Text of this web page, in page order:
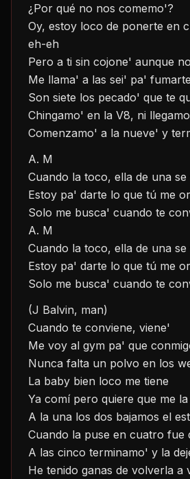
¿Por qué no nos comemo'?
Oy, estoy loco de ponerte en
eh-eh
Pero a ti sin cojone' aunque
Me llama' a las sei' pa'
Son siete los pecado' que te
Chingamo' en la V8, ni
Comenzamo' a la nueve' y
A. M
Cuando la toco, ella de una se
Estoy pa' darte lo que tú me
Solo me busca' cuando te
A. M
Cuando la toco, ella de una se
Estoy pa' darte lo que tú me
Solo me busca' cuando te
(J Balvin, man)
Cuando te conviene, viene'
Me voy al gym pa' que
Nunca falta un polvo en los
La baby bien loco me tiene
Ya comí pero quiere que me
A la una los dos bajamos el
Cuando la puse en cuatro fue
A las cinco terminamo' y la
He tenido ganas de volverla a